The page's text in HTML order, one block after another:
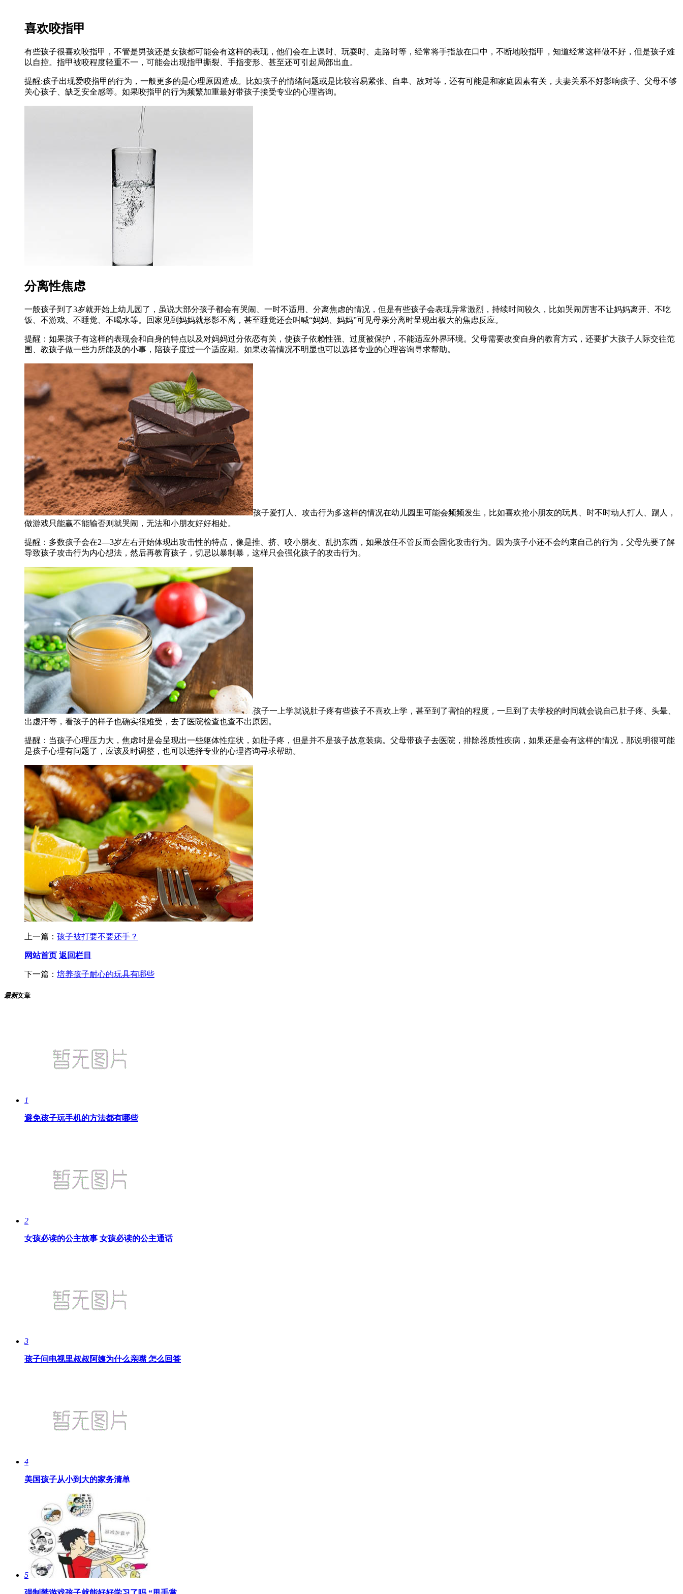
喜欢咬指甲
有些孩子很喜欢咬指甲，不管是男孩还是女孩都可能会有这样的表现，他们会在上课时、玩耍时、走路时等，经常将手指放在口中，不断地咬指甲，知道经常这样做不好，但是孩子难
以自控。指甲被咬程度轻重不一，可能会出现指甲撕裂、手指变形、甚至还可引起局部出血。
提醒:孩子出现爱咬指甲的行为，一般更多的是心理原因造成。比如孩子的情绪问题或是比较容易紧张、自卑、敌对等，还有可能是和家庭因素有关，夫妻关系不好影响孩子、父母不够
关心孩子、缺乏安全感等。如果咬指甲的行为频繁加重最好带孩子接受专业的心理咨询。
分离性焦虑
一般孩子到了3岁就开始上幼儿园了，虽说大部分孩子都会有哭闹、一时不适用、分离焦虑的情况，但是有些孩子会表现异常激烈，持续时间较久，比如哭闹厉害不让妈妈离开、不吃
饭、不游戏、不睡觉、不喝水等。回家见到妈妈就形影不离，甚至睡觉还会叫喊“妈妈、妈妈”可见母亲分离时呈现出极大的焦虑反应。
提醒：如果孩子有这样的表现会和自身的特点以及对妈妈过分依恋有关，使孩子依赖性强、过度被保护，不能适应外界环境。父母需要改变自身的教育方式，还要扩大孩子人际交往范
围、教孩子做一些力所能及的小事，陪孩子度过一个适应期。如果改善情况不明显也可以选择专业的心理咨询寻求帮助。
孩子爱打人、攻击行为多这样的情况在幼儿园里可能会频频发生，比如喜欢抢小朋友的玩具、时不时动人打人、踢人，
做游戏只能赢不能输否则就哭闹，无法和小朋友好好相处。
提醒：多数孩子会在2―3岁左右开始体现出攻击性的特点，像是推、挤、咬小朋友、乱扔东西，如果放任不管反而会固化攻击行为。因为孩子小还不会约束自己的行为，父母先要了解
导致孩子攻击行为内心想法，然后再教育孩子，切忌以暴制暴，这样只会强化孩子的攻击行为。
孩子一上学就说肚子疼有些孩子不喜欢上学，甚至到了害怕的程度，一旦到了去学校的时间就会说自己肚子疼、头晕、
出虚汗等，看孩子的样子也确实很难受，去了医院检查也查不出原因。
提醒：当孩子心理压力大，焦虑时是会呈现出一些躯体性症状，如肚子疼，但是并不是孩子故意装病。父母带孩子去医院，排除器质性疾病，如果还是会有这样的情况，那说明很可能
是孩子心理有问题了，应该及时调整，也可以选择专业的心理咨询寻求帮助。
上一篇： 孩子被打要不要还手？
网站首页 返回栏目
下一篇： 培养孩子耐心的玩具有哪些
最新文章
1
避免孩子玩手机的方法都有哪些
2
女孩必读的公主故事 女孩必读的公主通话
3
孩子问电视里叔叔阿姨为什么亲嘴 怎么回答
4
美国孩子从小到大的家务清单
5